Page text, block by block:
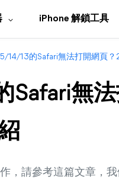
iPhone 解鎖工具
14/13的Safari無法打開網頁
Safari無
，請參考這篇文章，